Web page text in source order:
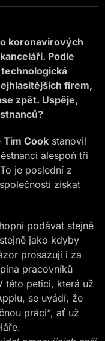
koronavirových
Podle
firem,
zpět. Uspěje,
Tim Cook stanovil
alespoň tři
je poslední z
získat
podávat stejně
jako kdyby
prosazují i za
pracovníků
této petici, která už
se uvádí, že
práci“, ať už